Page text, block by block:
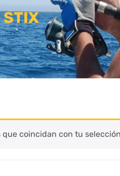
STIX
coincidan con tu